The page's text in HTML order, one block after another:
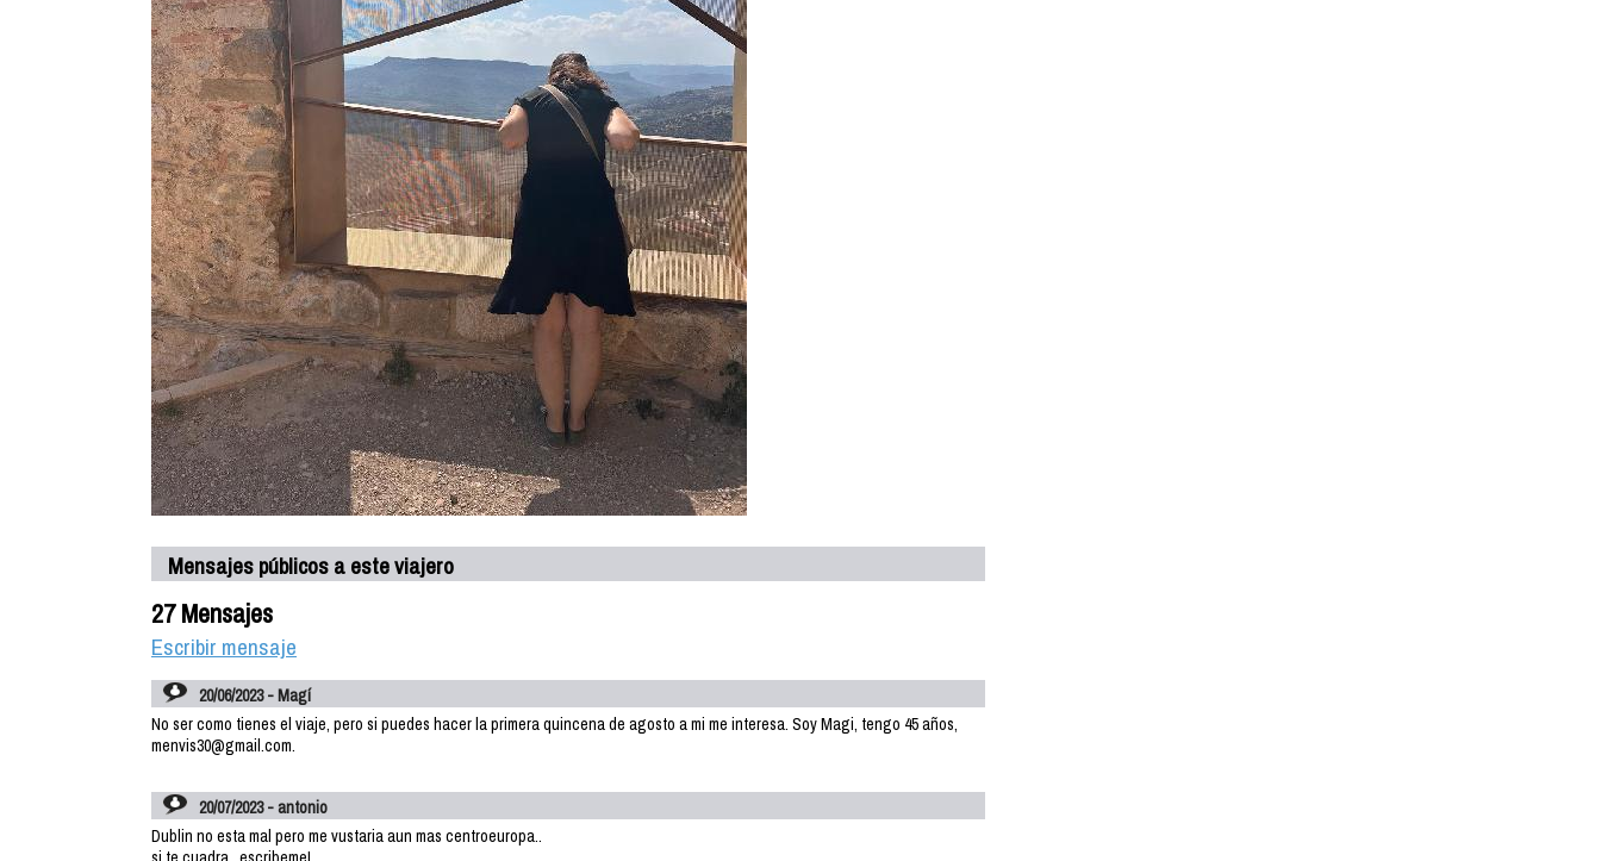
Mensajes públicos a este viajero
27 Mensajes
Escribir mensaje
20/06/2023 - Magí
No ser como tienes el viaje, pero si puedes hacer la primera quincena de agosto a mi me interesa. Soy Magi, tengo 45 años,
menvis30@gmail.com.
20/07/2023 - antonio
Dublin no esta mal pero me vustaria aun mas centroeuropa..